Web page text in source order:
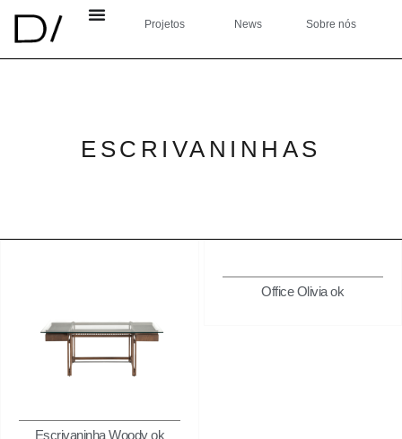
Projetos News Sobre nós
ESCRIVANINHAS
Escrivaninha Woody ok
Office Olivia ok